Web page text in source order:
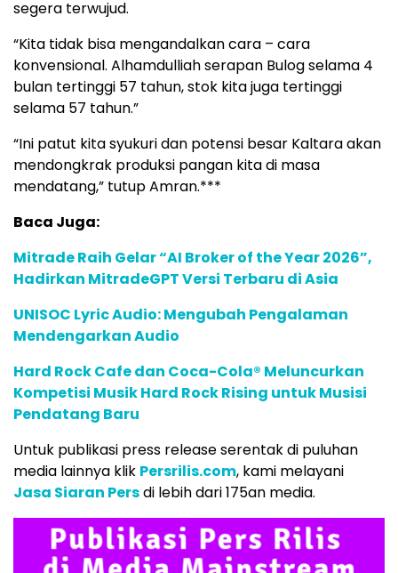
segera terwujud.
“Kita tidak bisa mengandalkan cara – cara
konvensional. Alhamdulliah serapan Bulog selama 4
bulan tertinggi 57 tahun, stok kita juga tertinggi
selama 57 tahun.”
“Ini patut kita syukuri dan potensi besar Kaltara akan
mendongkrak produksi pangan kita di masa
mendatang,” tutup Amran.***
Baca Juga:
Mitrade Raih Gelar “AI Broker of the Year 2026”,
Hadirkan MitradeGPT Versi Terbaru di Asia
UNISOC Lyric Audio: Mengubah Pengalaman
Mendengarkan Audio
Hard Rock Cafe dan Coca-Cola® Meluncurkan
Kompetisi Musik Hard Rock Rising untuk Musisi
Pendatang Baru
Untuk publikasi press release serentak di puluhan
media lainnya klik Persrilis.com, kami melayani
Jasa Siaran Persdi lebih dari 175an media.